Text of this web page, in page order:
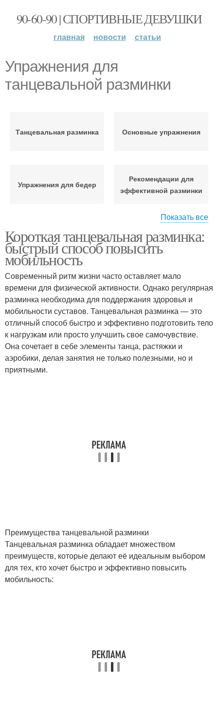
90-60-90 | СПОРТИВНЫЕ ДЕВУШКИ
главная новости статьи
Упражнения для
танцевальной разминки
Танцевальная разминка Основные упражнения
Упражнения для бедер
Рекомендации для
эффективной разминки
повышения
мобильности
Показать все
Короткая танцевальная разминка:
быстрый способ повысить
мобильность
Современный ритм жизни часто оставляет мало
времени для физической активности. Однако регулярная
разминка необходима для поддержания здоровья и
мобильности суставов. Танцевальная разминка — это
отличный способ быстро и эффективно подготовить тело
к нагрузкам или просто улучшить свое самочувствие.
Она сочетает в себе элементы танца, растяжки и
аэробики, делая занятия не только полезными, но и
приятными.
Преимущества танцевальной разминки
Танцевальная разминка обладает множеством
преимуществ, которые делают её идеальным выбором
для тех, кто хочет быстро и эффективно повысить
мобильность: